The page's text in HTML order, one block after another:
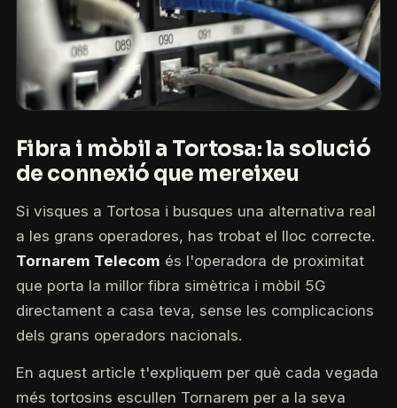
Fibra i mòbil a Tortosa: la solució
de connexió que mereixeu
Si visques a Tortosa i busques una alternativa real
a les grans operadores, has trobat el lloc correcte.
Tornarem Telecom és l'operadora de proximitat
que porta la millor fibra simètrica i mòbil 5G
directament a casa teva, sense les complicacions
dels grans operadors nacionals.
En aquest article t'expliquem per què cada vegada
més tortosins escullen Tornarem per a la seva